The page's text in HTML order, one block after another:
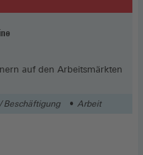
Aline
auf den Arbeitsmärkten
Beschäftigung Arbeit